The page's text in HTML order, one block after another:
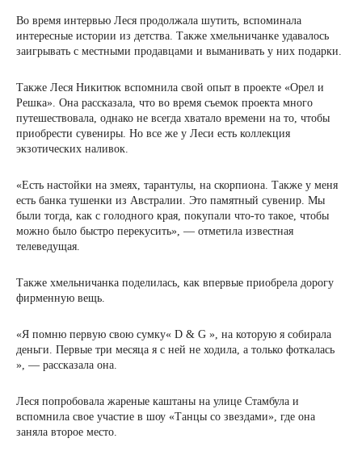
Во время интервью Леся продолжала шутить, вспоминала
интересные истории из детства. Также хмельничанке удавалось
заигрывать с местными продавцами и выманивать у них подарки.
Также Леся Никитюк вспомнила свой опыт в проекте «Орел и
Решка». Она рассказала, что во время съемок проекта много
путешествовала, однако не всегда хватало времени на то, чтобы
приобрести сувениры. Но все же у Леси есть коллекция
экзотических наливок.
«Есть настойки на змеях, тарантулы, на скорпиона. Также у меня
есть банка тушенки из Австралии. Это памятный сувенир. Мы
были тогда, как с голодного края, покупали что-то такое, чтобы
можно было быстро перекусить», — отметила известная
телеведущая.
Также хмельничанка поделилась, как впервые приобрела дорогу
фирменную вещь.
«Я помню первую свою сумку« D & G », на которую я собирала
деньги. Первые три месяца я с ней не ходила, а только фоткалась
», — рассказала она.
Леся попробовала жареные каштаны на улице Стамбула и
вспомнила свое участие в шоу «Танцы со звездами», где она
заняла второе место.